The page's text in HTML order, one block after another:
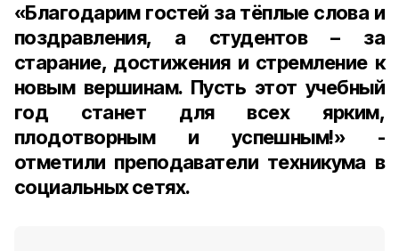
«Благодарим гостей за тёплые слова и
поздравления, а студентов – за
старание, достижения и стремление к
новым вершинам. Пусть этот учебный
год станет для всех ярким,
плодотворным и успешным!» -
отметили преподаватели техникума в
социальных сетях.